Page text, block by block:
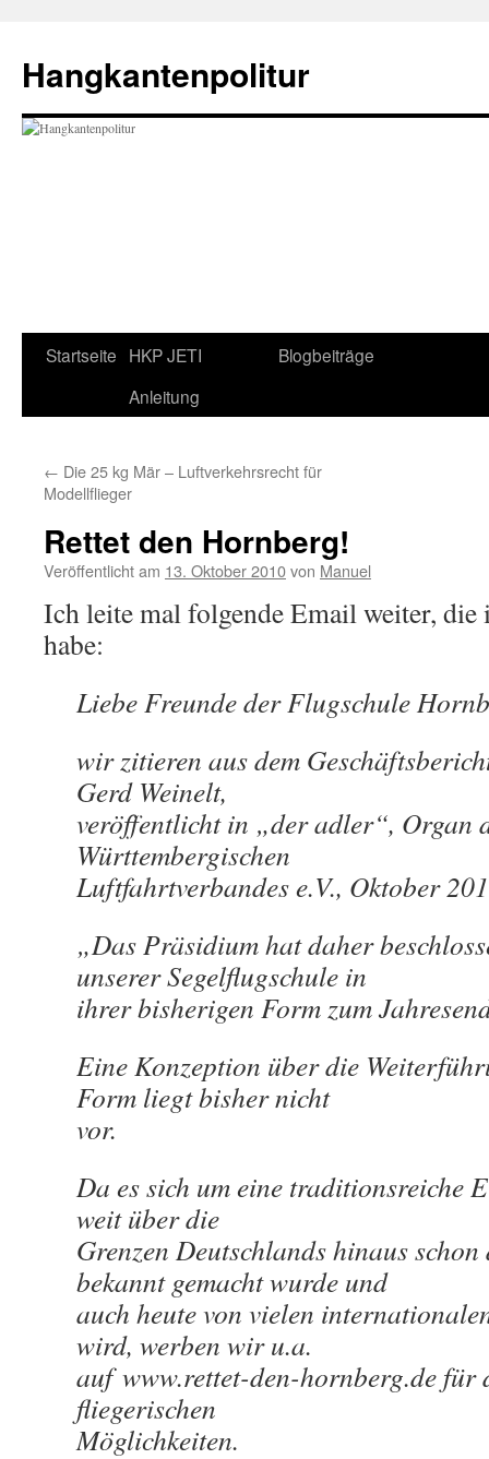
springen
Hangkantenpolitur
Startseite HKP JETI
Anleitung
Blogbeiträge
← Die 25 kg Mär – Luftverkehrsrecht für
Modellflieger
Rettet den Hornberg!
Veröffentlicht am 13. Oktober 2010von Manuel
Ich leite mal folgende Email weiter, die
habe:
Liebe Freunde der Flugschule
wir zitieren aus dem
Gerd Weinelt,
veröffentlicht in „der adler“, Organ
Württembergischen
Luftfahrtverbandes e.V., Oktober
„Das Präsidium hat daher
unserer Segelflugschule in
ihrer bisherigen Form zum
Eine Konzeption über die
Form liegt bisher nicht
vor.
Da es sich um eine traditionsreiche
weit über die
Grenzen Deutschlands hinaus
bekannt gemacht wurde und
auch heute von vielen
wird, werben wir u.a.
auf www.rettet-den-hornberg.de für
fliegerischen
Möglichkeiten.